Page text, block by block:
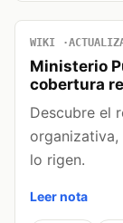
WIKI
Ministerio
cobertura
Descubre el
lo rigen.
Leer nota